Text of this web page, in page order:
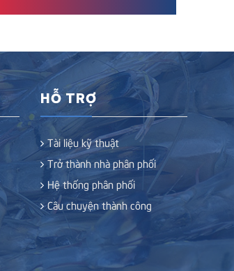
HỖ TRỢ
Tài liệu kỹ thuật
Trở thành nhà phân phối
Hệ thống phân phối
Câu chuyện thành công